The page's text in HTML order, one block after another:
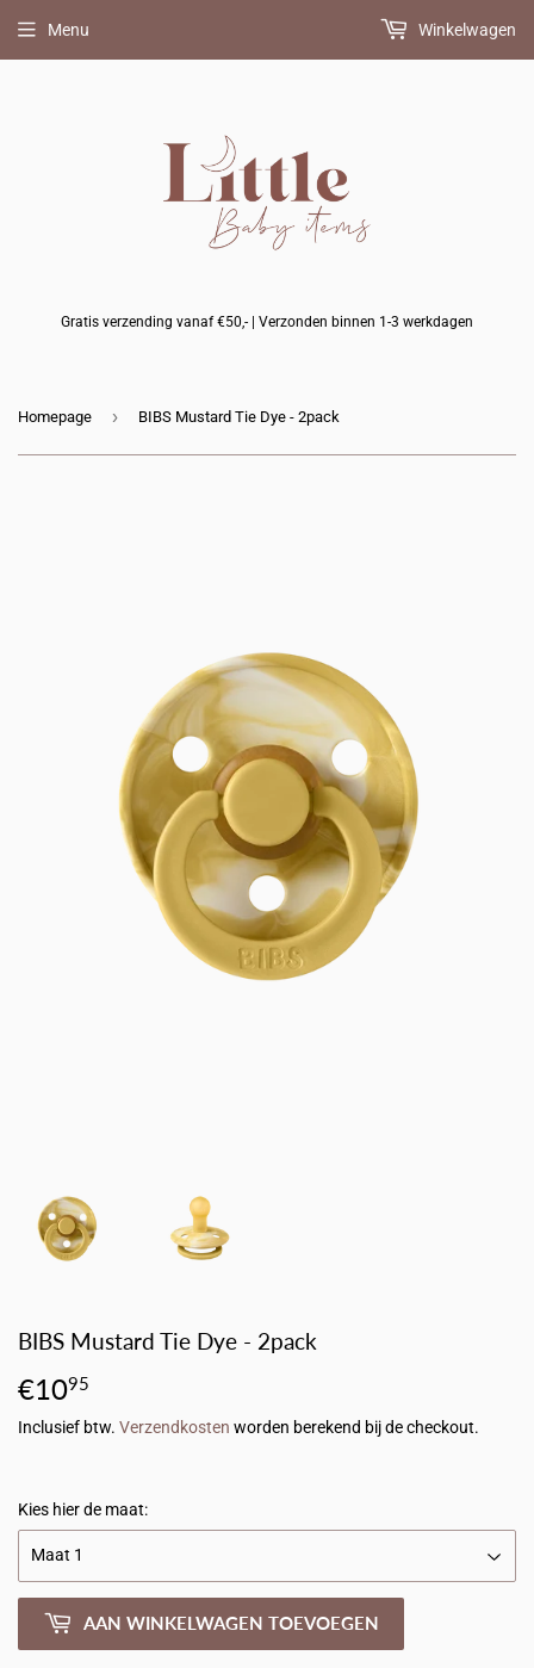
Gratis verzending vanaf €50,- | Verzonden binnen 1-3 werkdagen
Menu Winkelwagen
Homepage › BIBS Mustard Tie Dye - 2pack
BIBS Mustard Tie Dye - 2pack
€1095
Inclusief btw. Verzendkosten worden berekend bij de checkout.
Kies hier de maat:
AAN WINKELWAGEN TOEVOEGEN